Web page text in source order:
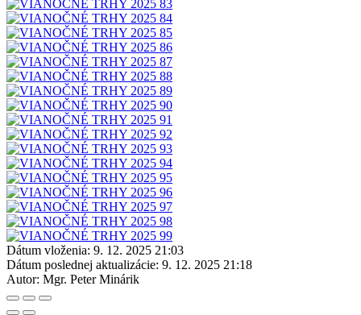
Dátum vloženia: 9. 12. 2025 21:03
Dátum poslednej aktualizácie: 9. 12. 2025 21:18
Autor: Mgr. Peter Minárik